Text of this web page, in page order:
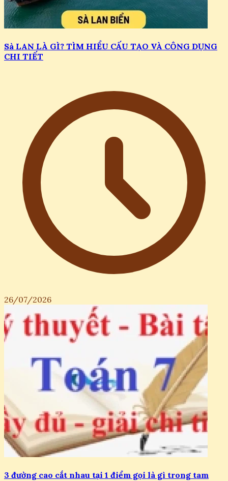
Sà LAN LÀ GÌ? TÌM HIỂU CẤU TẠO VÀ CÔNG DỤNG
CHI TIẾT
26/07/2026
3 đường cao cắt nhau tại 1 điểm gọi là gì trong tam